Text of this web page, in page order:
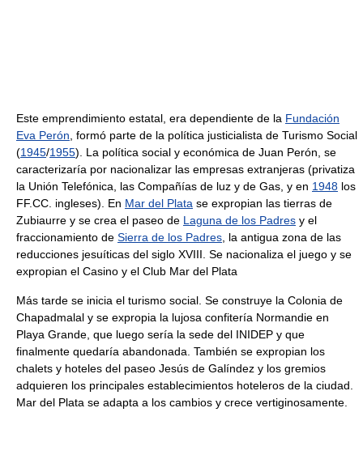
Este emprendimiento estatal, era dependiente de la Fundación
Eva Perón , formó parte de la política justicialista de Turismo Social
(1945/1955). La política social y económica de Juan Perón, se
caracterizaría por nacionalizar las empresas extranjeras (privatiza
la Unión Telefónica, las Compañías de luz y de Gas, y en 1948 los
FF.CC. ingleses). En Mar del Plata se expropian las tierras de
Zubiaurre y se crea el paseo de Laguna de los Padres y el
fraccionamiento de Sierra de los Padres , la antigua zona de las
reducciones jesuíticas del siglo XVIII. Se nacionaliza el juego y se
expropian el Casino y el Club Mar del Plata
Más tarde se inicia el turismo social. Se construye la Colonia de
Chapadmalal y se expropia la lujosa confitería Normandie en
Playa Grande, que luego sería la sede del INIDEP y que
finalmente quedaría abandonada. También se expropian los
chalets y hoteles del paseo Jesús de Galíndez y los gremios
adquieren los principales establecimientos hoteleros de la ciudad.
Mar del Plata se adapta a los cambios y crece vertiginosamente.